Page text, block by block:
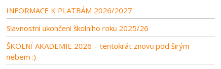
INFORMACE K PLATBÁM 2026/2027
Slavnostní ukončení školního roku 2025/26
ŠKOLNÍ AKADEMIE 2026 – tentokrát znovu pod širým
nebem :)